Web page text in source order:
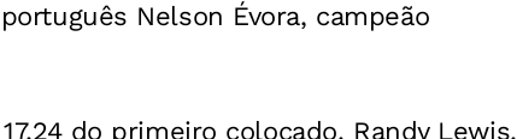
Nelson Évora, campeão
do primeiro colocado. Randy Lewis,